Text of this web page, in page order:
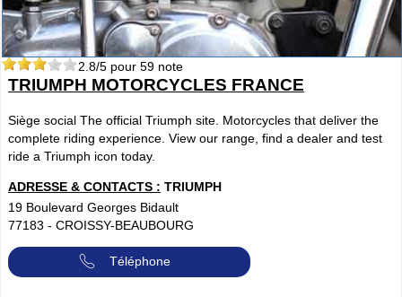
2.8/5 pour 59 note
TRIUMPH MOTORCYCLES FRANCE
Siège social The official Triumph site. Motorcycles that deliver the
complete riding experience. View our range, find a dealer and test
ride a Triumph icon today.
ADRESSE & CONTACTS : TRIUMPH
19 Boulevard Georges Bidault
77183 - CROISSY-BEAUBOURG
Téléphone